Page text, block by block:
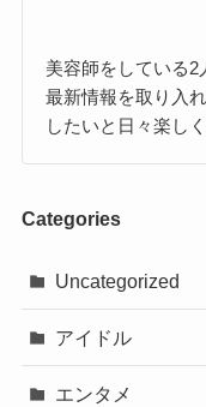
美容師をしている2
最新情報を取り入
したいと日々楽し
Categories
Uncategorized
アイドル
エンタメ